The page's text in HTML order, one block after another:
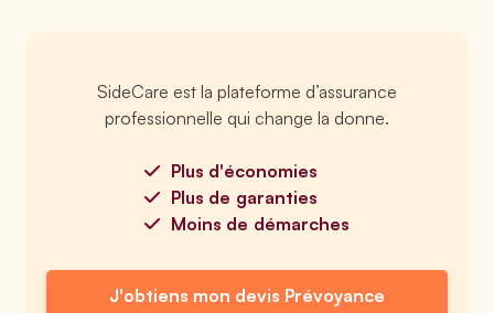
SideCare est la plateforme d’assurance
professionnelle qui change la donne.
Plus d'économies
Plus de garanties
Moins de démarches
J'obtiens mon devis Prévoyance